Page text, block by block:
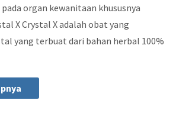
organ kewanitaan khususnya
X Crystal X adalah obat yang
yang terbuat dari bahan herbal 100%